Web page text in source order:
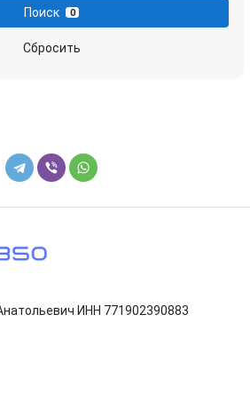
Поиск 0
Сбросить
ИНН 771902390883